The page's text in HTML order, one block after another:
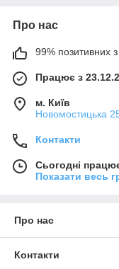
Про нас
99% позитивних з
Працює з
м. Київ
Новомостицька
Контакти
Сьогодні
Показати весь
Про нас
Контакти